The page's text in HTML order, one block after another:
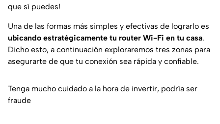
que sí puedes!
Una de las formas más simples y efectivas de lograrlo es
ubicando estratégicamente tu router Wi-Fi en tu casa.
Dicho esto, a continuación exploraremos tres zonas para
asegurarte de que tu conexión sea rápida y confiable.
Tenga mucho cuidado a la hora de invertir, podría ser
fraude